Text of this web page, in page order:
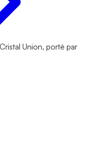
Union, porté par